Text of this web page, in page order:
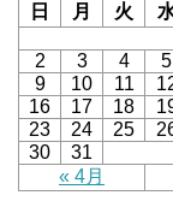
日
月 火
« 4月
2
3 4 5
9
10 11
16
17 18
23
24 25
30
31